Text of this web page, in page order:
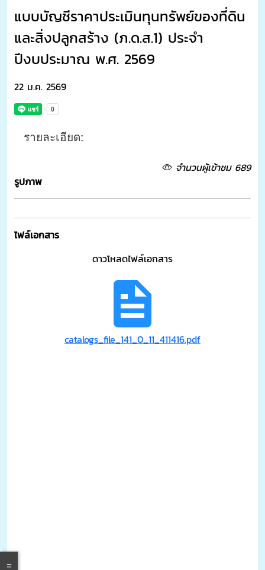
แบบบัญชีราคาประเมินทุนทรัพย์ของที่ดิน
และสิ่งปลูกสร้าง (ภ.ด.ส.1) ประจำ
ปีงบประมาณ พ.ศ. 2569
22 ม.ค. 2569
รายละเอียด:
จำนวนผู้เข้าชม 689
รูปภาพ
ไฟล์เอกสาร
ดาวโหลดไฟล์เอกสาร
catalogs_file_141_0_11_411416.pdf